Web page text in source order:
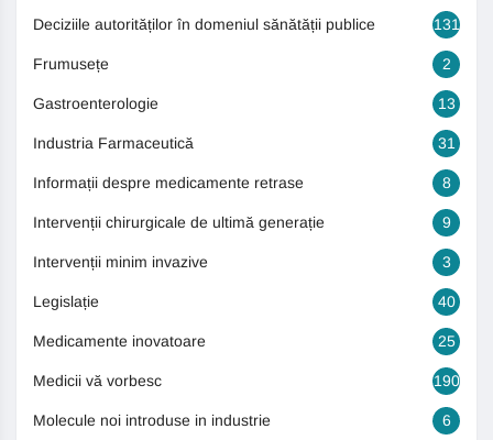
Deciziile autorităților în domeniul sănătății publice 131
Frumusețe 2
Gastroenterologie 13
Industria Farmaceutică 31
Informații despre medicamente retrase 8
Intervenții chirurgicale de ultimă generație 9
Intervenții minim invazive 3
Legislație 40
Medicamente inovatoare 25
Medicii vă vorbesc 190
Molecule noi introduse in industrie 6